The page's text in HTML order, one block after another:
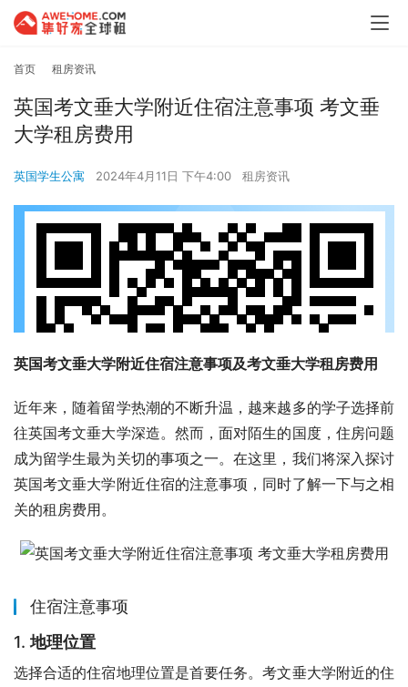
首页 租房资讯
英国考文垂大学附近住宿注意事项 考文垂
大学租房费用
英国学生公寓 2024年4月11日 下午4:00 租房资讯
英国考文垂大学附近住宿注意事项及考文垂大学租房费用
近年来，随着留学热潮的不断升温，越来越多的学子选择前
往英国考文垂大学深造。然而，面对陌生的国度，住房问题
成为留学生最为关切的事项之一。在这里，我们将深入探讨
英国考文垂大学附近住宿的注意事项，同时了解一下与之相
关的租房费用。
住宿注意事项
1.地理位置
选择合适的住宿地理位置是首要任务。考文垂大学附近的住